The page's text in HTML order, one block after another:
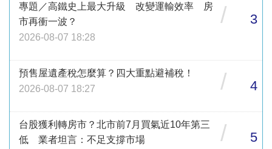
專題／高鐵史上最大升級 改變運輸效率 房
市再衝一波？
2026-08-07 18:28
/ 3
預售屋遺產稅怎麼算？四大重點避補稅！
2026-08-07 18:27
/ 4
台股獲利轉房市？北市前7月買氣近10年第三
低 業者坦言：不足支撐市場
/ 5